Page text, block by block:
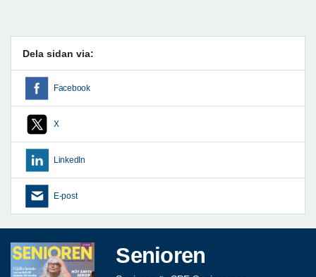
Dela sidan via:
Facebook
X
LinkedIn
E-post
Senioren